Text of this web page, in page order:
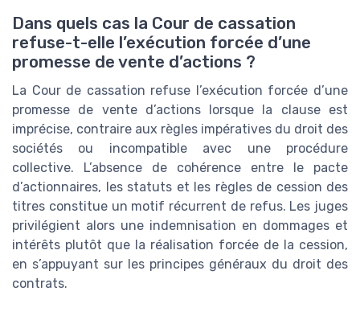
Dans quels cas la Cour de cassation
refuse-t-elle l’exécution forcée d’une
promesse de vente d’actions ?
La Cour de cassation refuse l’exécution forcée d’une
promesse de vente d’actions lorsque la clause est
imprécise, contraire aux règles impératives du droit des
sociétés ou incompatible avec une procédure
collective. L’absence de cohérence entre le pacte
d’actionnaires, les statuts et les règles de cession des
titres constitue un motif récurrent de refus. Les juges
privilégient alors une indemnisation en dommages et
intérêts plutôt que la réalisation forcée de la cession,
en s’appuyant sur les principes généraux du droit des
contrats.